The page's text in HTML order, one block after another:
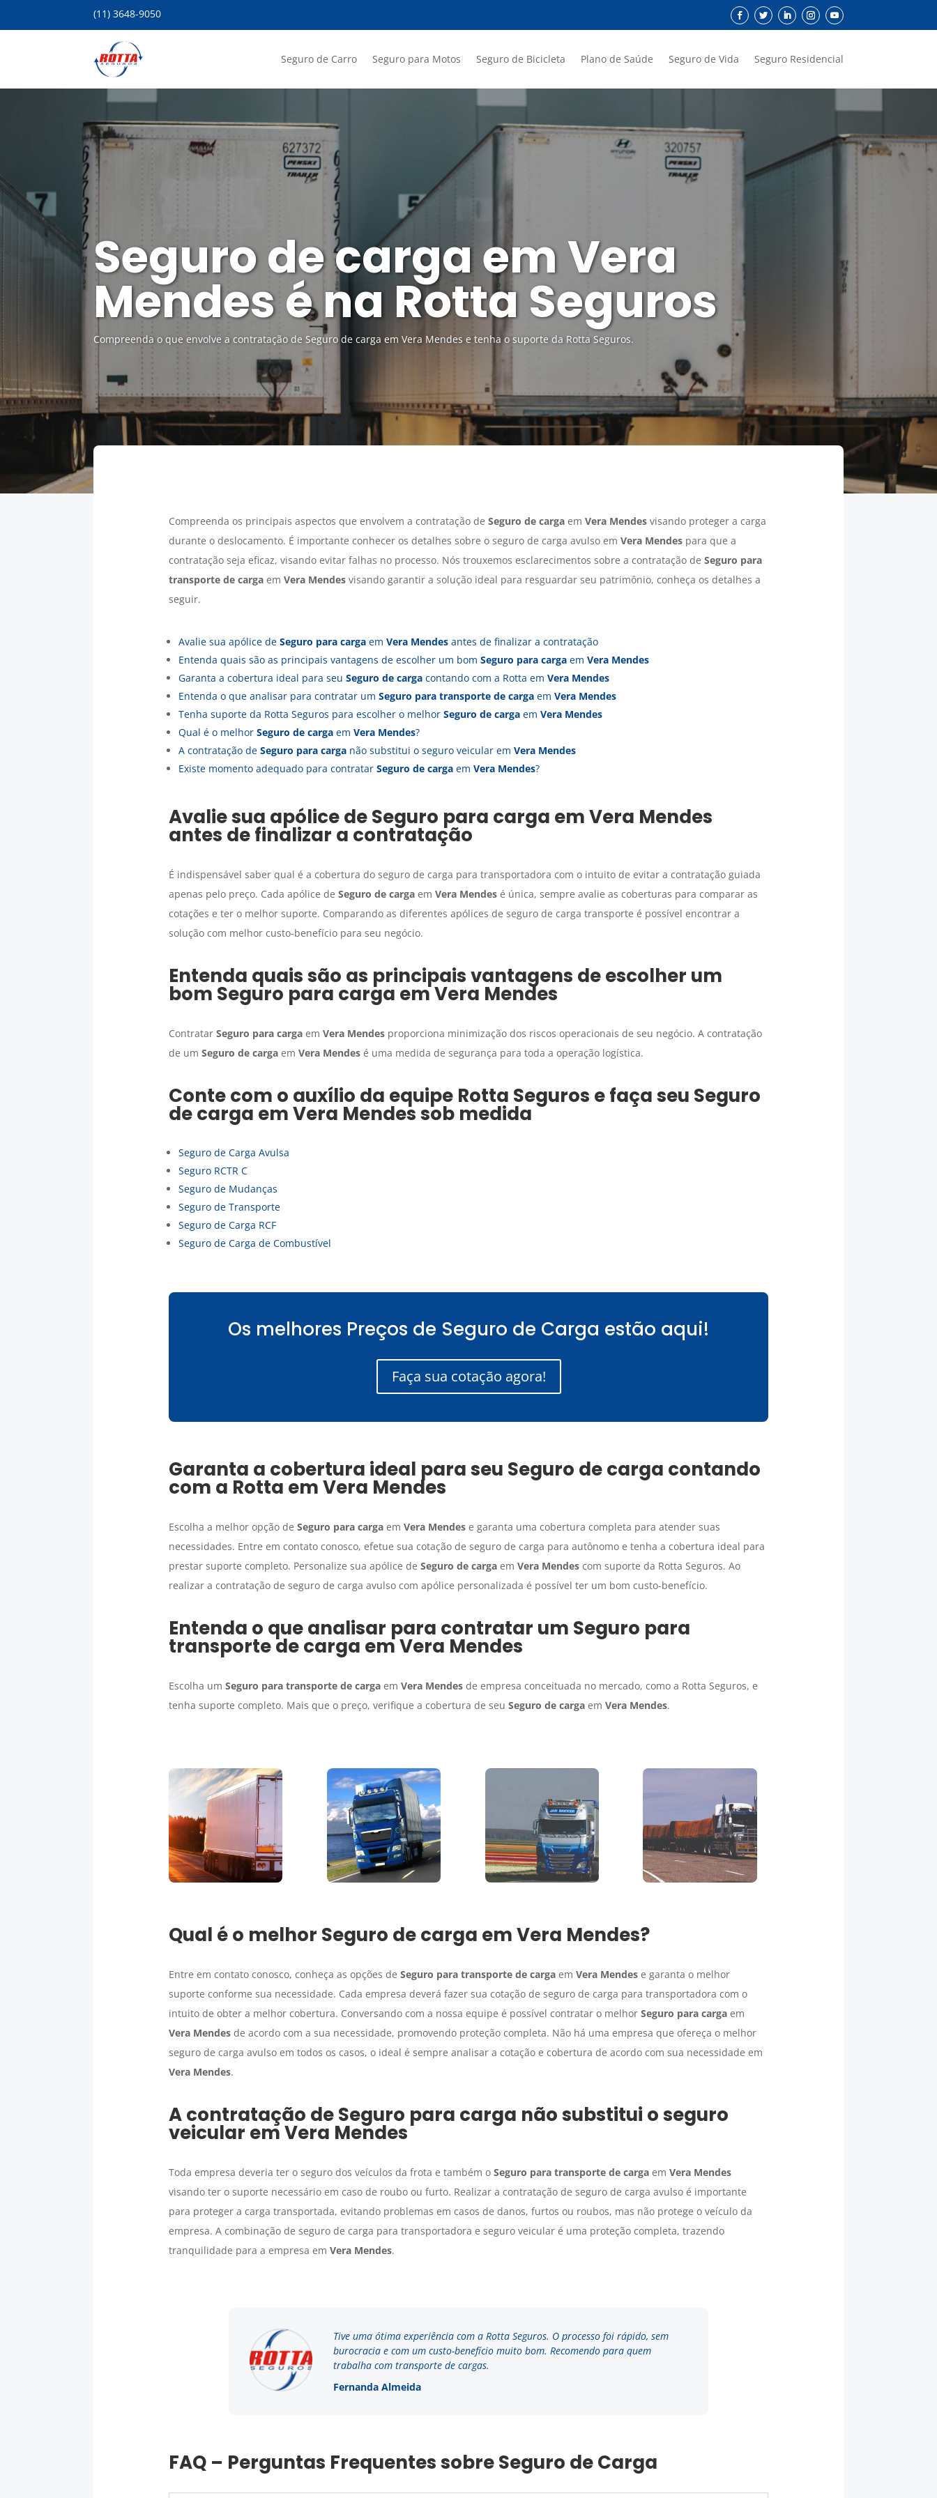
(11) 3648-9050
Seguro de Carro Seguro para Motos Seguro de Bicicleta Plano de Saúde Seguro de Vida Seguro Residencial
Seguro de carga em Vera
Mendes é na Rotta Seguros
Compreenda o que envolve a contratação de Seguro de carga em Vera Mendes e tenha o suporte da Rotta Seguros.
Compreenda os principais aspectos que envolvem a contratação de Seguro de cargaem Vera Mendesvisando proteger a carga
durante o deslocamento. É importante conhecer os detalhes sobre o seguro de carga avulso em Vera Mendespara que a
contratação seja eficaz, visando evitar falhas no processo. Nós trouxemos esclarecimentos sobre a contratação de Seguro para
transporte de cargaem Vera Mendesvisando garantir a solução ideal para resguardar seu patrimônio, conheça os detalhes a
seguir.
Avalie sua apólice de Seguro para cargaem Vera Mendesantes de finalizar a contratação
Entenda quais são as principais vantagens de escolher um bom Seguro para cargaem Vera Mendes
Garanta a cobertura ideal para seu Seguro de cargacontando com a Rotta em Vera Mendes
Entenda o que analisar para contratar um Seguro para transporte de cargaem Vera Mendes
Tenha suporte da Rotta Seguros para escolher o melhor Seguro de cargaem Vera Mendes
Qual é o melhor Seguro de cargaem Vera Mendes?
A contratação de Seguro para carganão substitui o seguro veicular em Vera Mendes
Existe momento adequado para contratar Seguro de cargaem Vera Mendes?
Avalie sua apólice deSeguro para carga emVera Mendes
antes de finalizar a contratação
É indispensável saber qual é a cobertura do seguro de carga para transportadora com o intuito de evitar a contratação guiada
apenas pelo preço. Cada apólice de Seguro de cargaem Vera Mendesé única, sempre avalie as coberturas para comparar as
cotações e ter o melhor suporte. Comparando as diferentes apólices de seguro de carga transporte é possível encontrar a
solução com melhor custo-benefício para seu negócio.
Entenda quais são as principais vantagens de escolher um
bom Seguro para carga emVera Mendes
Contratar Seguro para cargaem Vera Mendesproporciona minimização dos riscos operacionais de seu negócio. A contratação
de um Seguro de cargaem Vera Mendesé uma medida de segurança para toda a operação logística.
Conte com o auxílio da equipe Rotta Seguros e faça seu Seguro
de carga emVera Mendessob medida
Seguro de Carga Avulsa
Seguro RCTR C
Seguro de Mudanças
Seguro de Transporte
Seguro de Carga RCF
Seguro de Carga de Combustível
Os melhores Preços de Seguro de Carga estão aqui!
Faça sua cotação agora!
Garanta a cobertura ideal para seu Seguro de carga contando
com a Rotta emVera Mendes
Escolha a melhor opção de Seguro para cargaem Vera Mendese garanta uma cobertura completa para atender suas
necessidades. Entre em contato conosco, efetue sua cotação de seguro de carga para autônomo e tenha a cobertura ideal para
prestar suporte completo. Personalize sua apólice de Seguro de cargaem Vera Mendescom suporte da Rotta Seguros. Ao
realizar a contratação de seguro de carga avulso com apólice personalizada é possível ter um bom custo-benefício.
Entenda o que analisar para contratar um Seguro para
transporte de carga emVera Mendes
Escolha um Seguro para transporte de cargaem Vera Mendesde empresa conceituada no mercado, como a Rotta Seguros, e
tenha suporte completo. Mais que o preço, verifique a cobertura de seu Seguro de cargaem Vera Mendes.
Qual é o melhor Seguro de carga emVera Mendes?
Entre em contato conosco, conheça as opções de Seguro para transporte de cargaem Vera Mendese garanta o melhor
suporte conforme sua necessidade. Cada empresa deverá fazer sua cotação de seguro de carga para transportadora com o
intuito de obter a melhor cobertura. Conversando com a nossa equipe é possível contratar o melhor Seguro para cargaem
Vera Mendesde acordo com a sua necessidade, promovendo proteção completa. Não há uma empresa que ofereça o melhor
seguro de carga avulso em todos os casos, o ideal é sempre analisar a cotação e cobertura de acordo com sua necessidade em
Vera Mendes.
A contratação deSeguro para carga não substitui o seguro
veicular emVera Mendes
Toda empresa deveria ter o seguro dos veículos da frota e também o Seguro para transporte de cargaem Vera Mendes
visando ter o suporte necessário em caso de roubo ou furto. Realizar a contratação de seguro de carga avulso é importante
para proteger a carga transportada, evitando problemas em casos de danos, furtos ou roubos, mas não protege o veículo da
empresa. A combinação de seguro de carga para transportadora e seguro veicular é uma proteção completa, trazendo
tranquilidade para a empresa em Vera Mendes.
Tive uma ótima experiência com a Rotta Seguros. O processo foi rápido, sem
burocracia e com um custo-benefício muito bom. Recomendo para quem
trabalha com transporte de cargas.
Fernanda Almeida
FAQ – Perguntas Frequentes sobre Seguro de Carga